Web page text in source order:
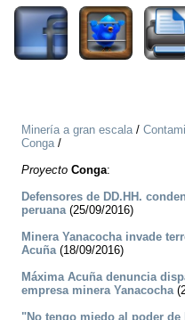
Minería a gran escala/
Conga/
Proyecto Conga:
Defensores de DD.HH.
peruana(25/09/2016)
Minera Yanacocha invade
Acuña(18/09/2016)
Máxima Acuña denuncia
empresa minera Yanacocha
"No tengo miedo al poder